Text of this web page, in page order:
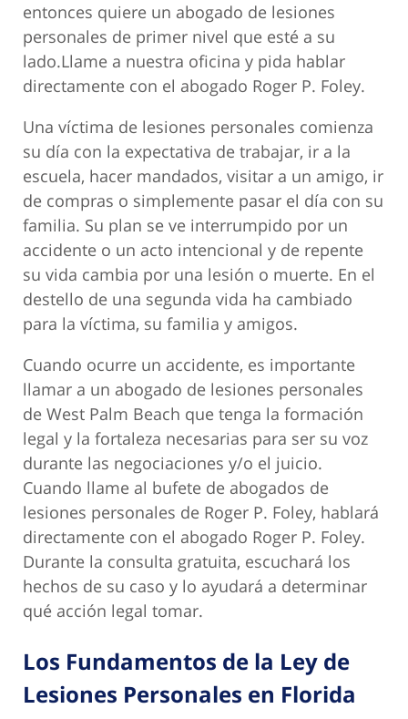
entonces quiere un abogado de lesiones
personales de primer nivel que esté a su
lado.Llame a nuestra oficina y pida hablar
directamente con el abogado Roger P. Foley.
Una víctima de lesiones personales comienza
su día con la expectativa de trabajar, ir a la
escuela, hacer mandados, visitar a un amigo, ir
de compras o simplemente pasar el día con su
familia. Su plan se ve interrumpido por un
accidente o un acto intencional y de repente
su vida cambia por una lesión o muerte. En el
destello de una segunda vida ha cambiado
para la víctima, su familia y amigos.
Cuando ocurre un accidente, es importante
llamar a un abogado de lesiones personales
de West Palm Beach que tenga la formación
legal y la fortaleza necesarias para ser su voz
durante las negociaciones y/o el juicio.
Cuando llame al bufete de abogados de
lesiones personales de Roger P. Foley, hablará
directamente con el abogado Roger P. Foley.
Durante la consulta gratuita, escuchará los
hechos de su caso y lo ayudará a determinar
qué acción legal tomar.
Los Fundamentos de la Ley de
Lesiones Personales en Florida